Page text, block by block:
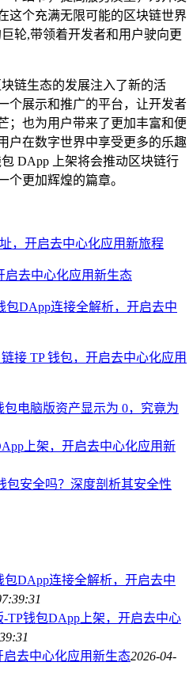
这个充满无限可能的区块链世界
轮,带领着开发者和用户驶向更
链生态的发展注入了新的活
个展示和推广的平台，让开发者
；也为用户带来了更加丰富和便
户在数字世界中享受更多的乐趣
DApp 上架将会推动区块链行
个更加辉煌的篇章。
，开启去中心化应用新旅程
启去中心化应用新生态
包DApp连接全解析，开启去中
接 TP 钱包，开启去中心化应用
电脑版资产显示为 0，究竟为
上架，开启去中心化应用新
包安全吗？深度剖析其安全性
包DApp连接全解析，开启去中
-TP钱包DApp上架，开启去中心
去中心化应用新生态2026-04-